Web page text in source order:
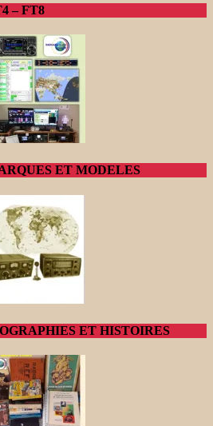
– FT8
ET MODELES
ET HISTOIRES